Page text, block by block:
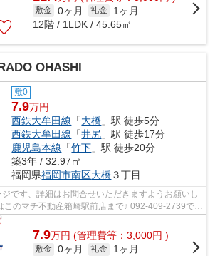
敷金 0ヶ月 礼金
1ヶ月
12階 / 1LDK / 45.65㎡
OHASHI
敷0
7.9万円
西鉄大牟田線 「大橋 」駅 徒歩5分
西鉄大牟田線 「井尻 」駅 徒歩17分
鹿児島本線 「竹下 」駅 徒歩20分
築3年 / 32.97㎡
福岡県福岡市南区大橋３丁目
です、詳細はお問合せいただきますようお願いし
のマチ不動産箱崎駅前店まで♪ 092-409-2739で
！！！！♪
7.9万円 (管理費等：3,000円 )
敷金 0ヶ月 礼金
1ヶ月